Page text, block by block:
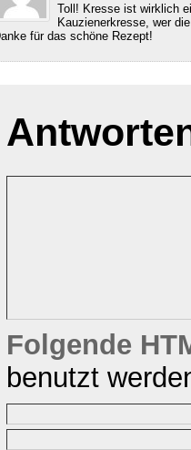
Toll! Kresse ist wirklich
Kauzienerkresse, wer
für das schöne Rezept!
Folgende
benutzt